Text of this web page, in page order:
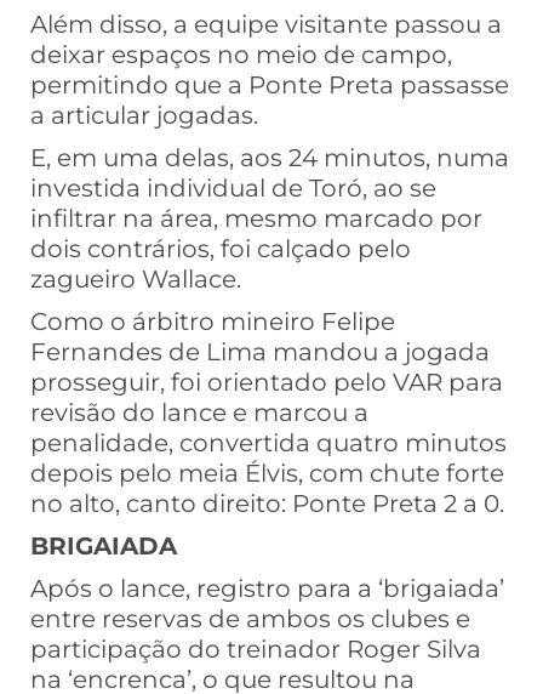
Além disso, a equipe visitante passou a
deixar espaços no meio de campo,
permitindo que a Ponte Preta passasse
a articular jogadas.
E, em uma delas, aos 24 minutos, numa
investida individual de Toró, ao se
infiltrar na área, mesmo marcado por
dois contrários, foi calçado pelo
zagueiro Wallace.
Como o árbitro mineiro Felipe
Fernandes de Lima mandou a jogada
prosseguir, foi orientado pelo VAR para
revisão do lance e marcou a
penalidade, convertida quatro minutos
depois pelo meia Élvis, com chute forte
no alto, canto direito: Ponte Preta 2 a 0.
BRIGAIADA
Após o lance, registro para a ‘brigaiada’
entre reservas de ambos os clubes e
participação do treinador Roger Silva
na ‘encrenca’, o que resultou na